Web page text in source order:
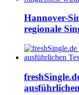
Hannover-
regionale